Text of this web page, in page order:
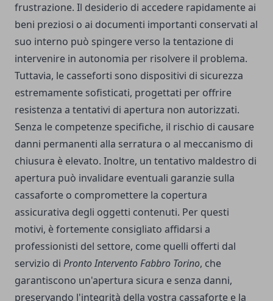
frustrazione. Il desiderio di accedere rapidamente ai
beni preziosi o ai documenti importanti conservati al
suo interno può spingere verso la tentazione di
intervenire in autonomia per risolvere il problema.
Tuttavia, le casseforti sono dispositivi di sicurezza
estremamente sofisticati, progettati per offrire
resistenza a tentativi di apertura non autorizzati.
Senza le competenze specifiche, il rischio di causare
danni permanenti alla serratura o al meccanismo di
chiusura è elevato. Inoltre, un tentativo maldestro di
apertura può invalidare eventuali garanzie sulla
cassaforte o compromettere la copertura
assicurativa degli oggetti contenuti. Per questi
motivi, è fortemente consigliato affidarsi a
professionisti del settore, come quelli offerti dal
servizio di Pronto Intervento Fabbro Torino, che
garantiscono un'apertura sicura e senza danni,
preservando l'integrità della vostra cassaforte e la